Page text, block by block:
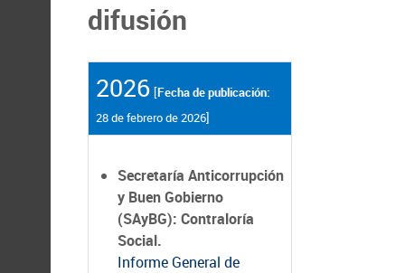
difusión
2026 [Fecha de publicación:
28 de febrero de 2026]
Secretaría Anticorrupción
y Buen Gobierno
(SAyBG): Contraloría
Social.
Informe General de